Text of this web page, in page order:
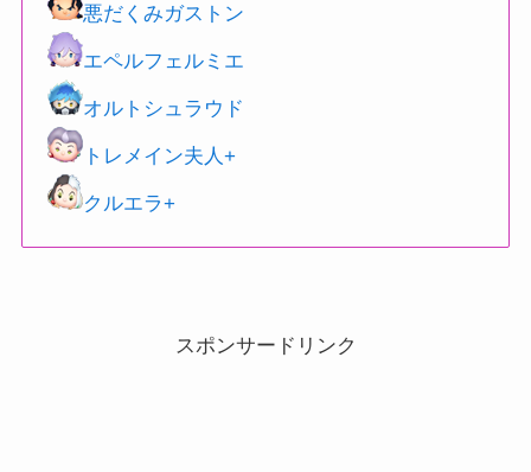
悪だくみガストン
エペルフェルミエ
オルトシュラウド
トレメイン夫人+
クルエラ+
スポンサードリンク